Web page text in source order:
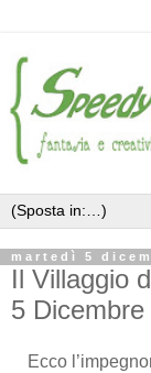
martedì 5
Il Villaggio
5 Dicembre
Ecco